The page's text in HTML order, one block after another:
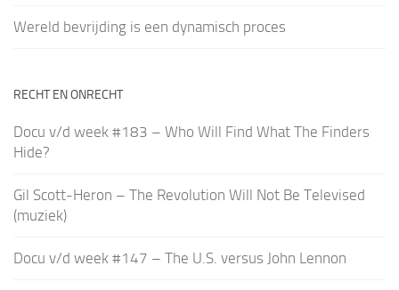
Wereld bevrijding is een dynamisch proces
RECHT EN ONRECHT
Docu v/d week #183 – Who Will Find What The Finders
Hide?
Gil Scott-Heron – The Revolution Will Not Be Televised
(muziek)
Docu v/d week #147 – The U.S. versus John Lennon